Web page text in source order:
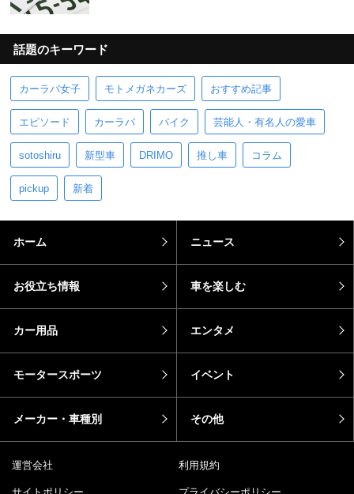
話題のキーワード
カーラバ女子 モトメガネカーズ おすすめ記事
エピソード カーラバ バイク 芸能人・有名人の愛車
sotoshiru 新型車 DRIMO 推し車 コラム
pickup 新着
ホーム ニュース
お役立ち情報 車を楽しむ
カー用品 エンタメ
モータースポーツ イベント
メーカー・車種別 その他
運営会社 利用規約